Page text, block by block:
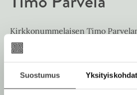
Suostumus Yksityiskohdat
e
a
u
u
e
e
a
a
u
Kirkkonummelaisen Timo
nuortenkirjoja luetaan ympäri
Saksassa hänen suosionsa on